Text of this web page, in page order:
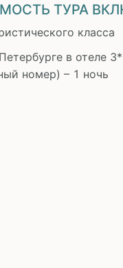
ТУРА
класса
в отеле
номер) – 1 ночь